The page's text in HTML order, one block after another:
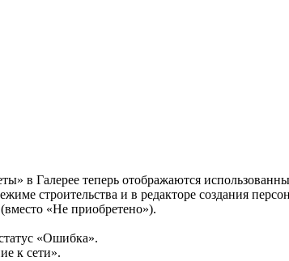
в Галерее теперь отображаются
строительства и в редакторе создания
«Не приобретено»).
«Ошибка».
к сети».